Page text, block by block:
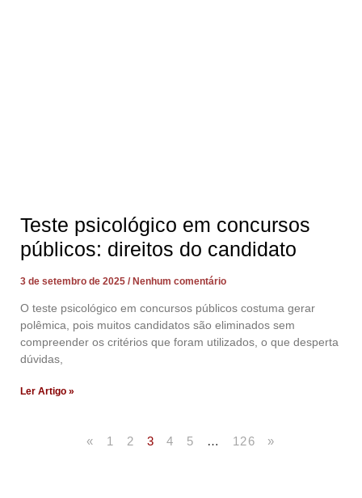
Teste psicológico em concursos
públicos: direitos do candidato
3 de setembro de 2025 Nenhum comentário
O teste psicológico em concursos públicos costuma gerar
polêmica, pois muitos candidatos são eliminados sem
compreender os critérios que foram utilizados, o que desperta
dúvidas,
Ler Artigo »
« 1 2 3 4 5 … 126 »